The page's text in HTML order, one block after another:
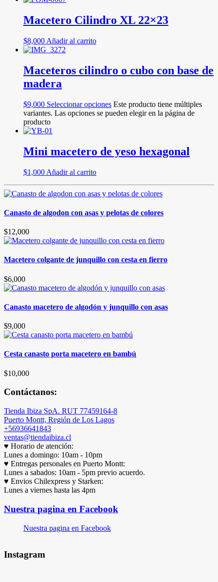
Macetero Cilindro XL 22×23
$8,000 Añadir al carrito
Maceteros cilindro o cubo con base de
madera
$9,000 Seleccionar opciones Este producto tiene múltiples
variantes. Las opciones se pueden elegir en la página de
producto
Mini macetero de yeso hexagonal
$1,000 Añadir al carrito
Canasto de algodon con asas y pelotas de colores
$12,000
Macetero colgante de junquillo con cesta en fierro
$6,000
Canasto macetero de algodón y junquillo con asas
$9,000
Cesta canasto porta macetero en bambú
$10,000
Contáctanos:
Tienda Ibiza SpA. RUT 77459164-8
Puerto Montt, Región de Los Lagos
+56936641843
ventas@tiendaibiza.cl
♥ Horario de atención:
Lunes a domingo: 10am - 10pm
♥ Entregas personales en Puerto Montt:
Lunes a sabados: 10am - 5pm previo acuerdo.
♥ Envios Chilexpress y Starken:
Lunes a viernes hasta las 4pm
Nuestra pagina en Facebook
Nuestra pagina en Facebook
Instagram